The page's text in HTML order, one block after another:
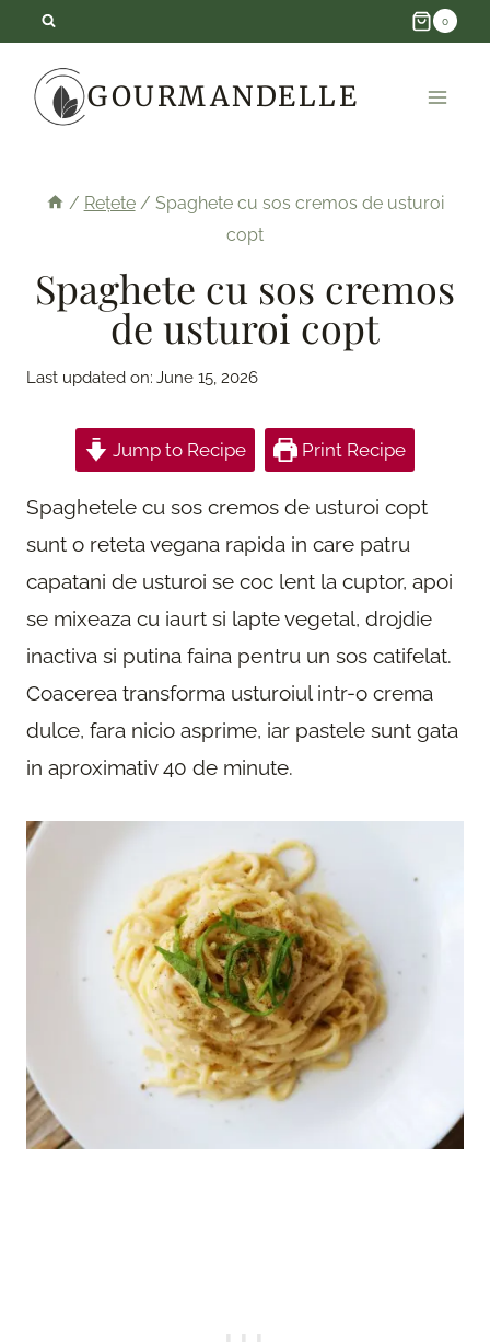
content
0
GOURMANDELLE
/ Rețete / Spaghete cu sos cremos de usturoi
copt
Spaghete cu sos cremos
de usturoi copt
Last updated on: June 15, 2026
Jump to Recipe Print Recipe
Spaghetele cu sos cremos de usturoi copt
sunt o reteta vegana rapida in care patru
capatani de usturoi se coc lent la cuptor, apoi
se mixeaza cu iaurt si lapte vegetal, drojdie
inactiva si putina faina pentru un sos catifelat.
Coacerea transforma usturoiul intr-o crema
dulce, fara nicio asprime, iar pastele sunt gata
in aproximativ 40 de minute.